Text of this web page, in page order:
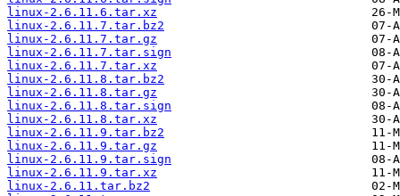
linux-2.6.11.6.tar.xz
linux-2.6.11.7.tar.bz2
linux-2.6.11.7.tar.gz
linux-2.6.11.7.tar.sign
linux-2.6.11.7.tar.xz
linux-2.6.11.8.tar.bz2
linux-2.6.11.8.tar.gz
linux-2.6.11.8.tar.sign
linux-2.6.11.8.tar.xz
linux-2.6.11.9.tar.bz2
linux-2.6.11.9.tar.gz
linux-2.6.11.9.tar.sign
linux-2.6.11.9.tar.xz
linux-2.6.11.tar.bz2